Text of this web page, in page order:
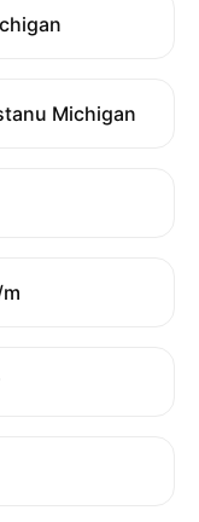
Michigan